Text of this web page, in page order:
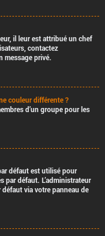
il leur est attribué un chef
contactez
message privé.
couleur différente ?
d’un groupe pour les
défaut est utilisé pour
par défaut. L’administrateur
via votre panneau de